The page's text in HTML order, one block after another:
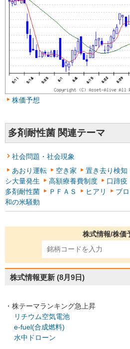
株価予想
多剤耐性菌 関連テーマ
社会問題・社会現象
あおり運転
空き家 置き去り検知
シ大量発生
高額療養費制度 口蹄疫
多剤耐性菌
ＰＦＡＳ ヒアリ ブ
和の米騒動
株式情報/株価
株式情報更新 (8月9日)
・株テーマランキング急上昇
リチウム空気電池
e-fuel(合成燃料)
水中ドローン